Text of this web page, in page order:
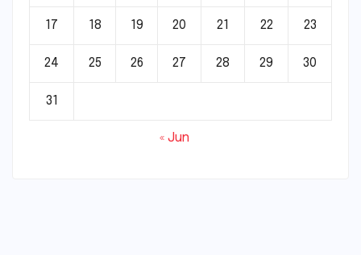
17 18 19 20 21 22 23
24 25 26 27 28 29 30
31
« Jun